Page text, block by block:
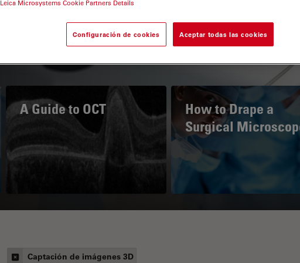
A Guide to OCT
How to Drape a
Surgical
Captación de imágenes 3D
Leica Microsystems Cookie Partners Details
Configuración de cookies Aceptar todas las cookies